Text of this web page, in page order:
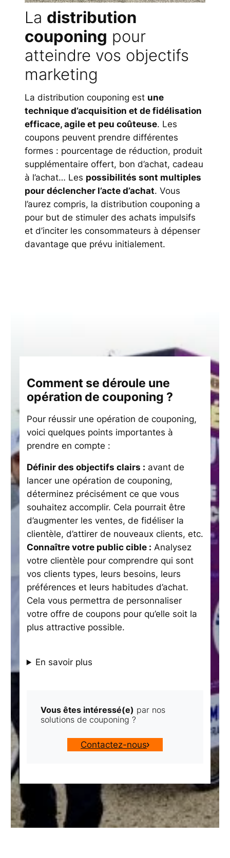
La distribution
couponing pour
atteindre vos objectifs
marketing
La distribution couponing est une
technique d’acquisition et de fidélisation
efficace, agile et peu coûteuse. Les
coupons peuvent prendre différentes
formes : pourcentage de réduction, produit
supplémentaire offert, bon d’achat, cadeau
à l’achat… Les possibilités sont multiples
pour déclencher l’acte d’achat. Vous
l’aurez compris, la distribution couponing a
pour but de stimuler des achats impulsifs
et d’inciter les consommateurs à dépenser
davantage que prévu initialement.
Comment se déroule une
opération de couponing ?
Pour réussir une opération de couponing,
voici quelques points importantes à
prendre en compte :
Définir des objectifs clairs : avant de
lancer une opération de couponing,
déterminez précisément ce que vous
souhaitez accomplir. Cela pourrait être
d’augmenter les ventes, de fidéliser la
clientèle, d’attirer de nouveaux clients, etc.
Connaître votre public cible : Analysez
votre clientèle pour comprendre qui sont
vos clients types, leurs besoins, leurs
préférences et leurs habitudes d’achat.
Cela vous permettra de personnaliser
votre offre de coupons pour qu’elle soit la
plus attractive possible.
En savoir plus
Vous êtes intéressé(e) par nos
solutions de couponing ?
Contactez-nous